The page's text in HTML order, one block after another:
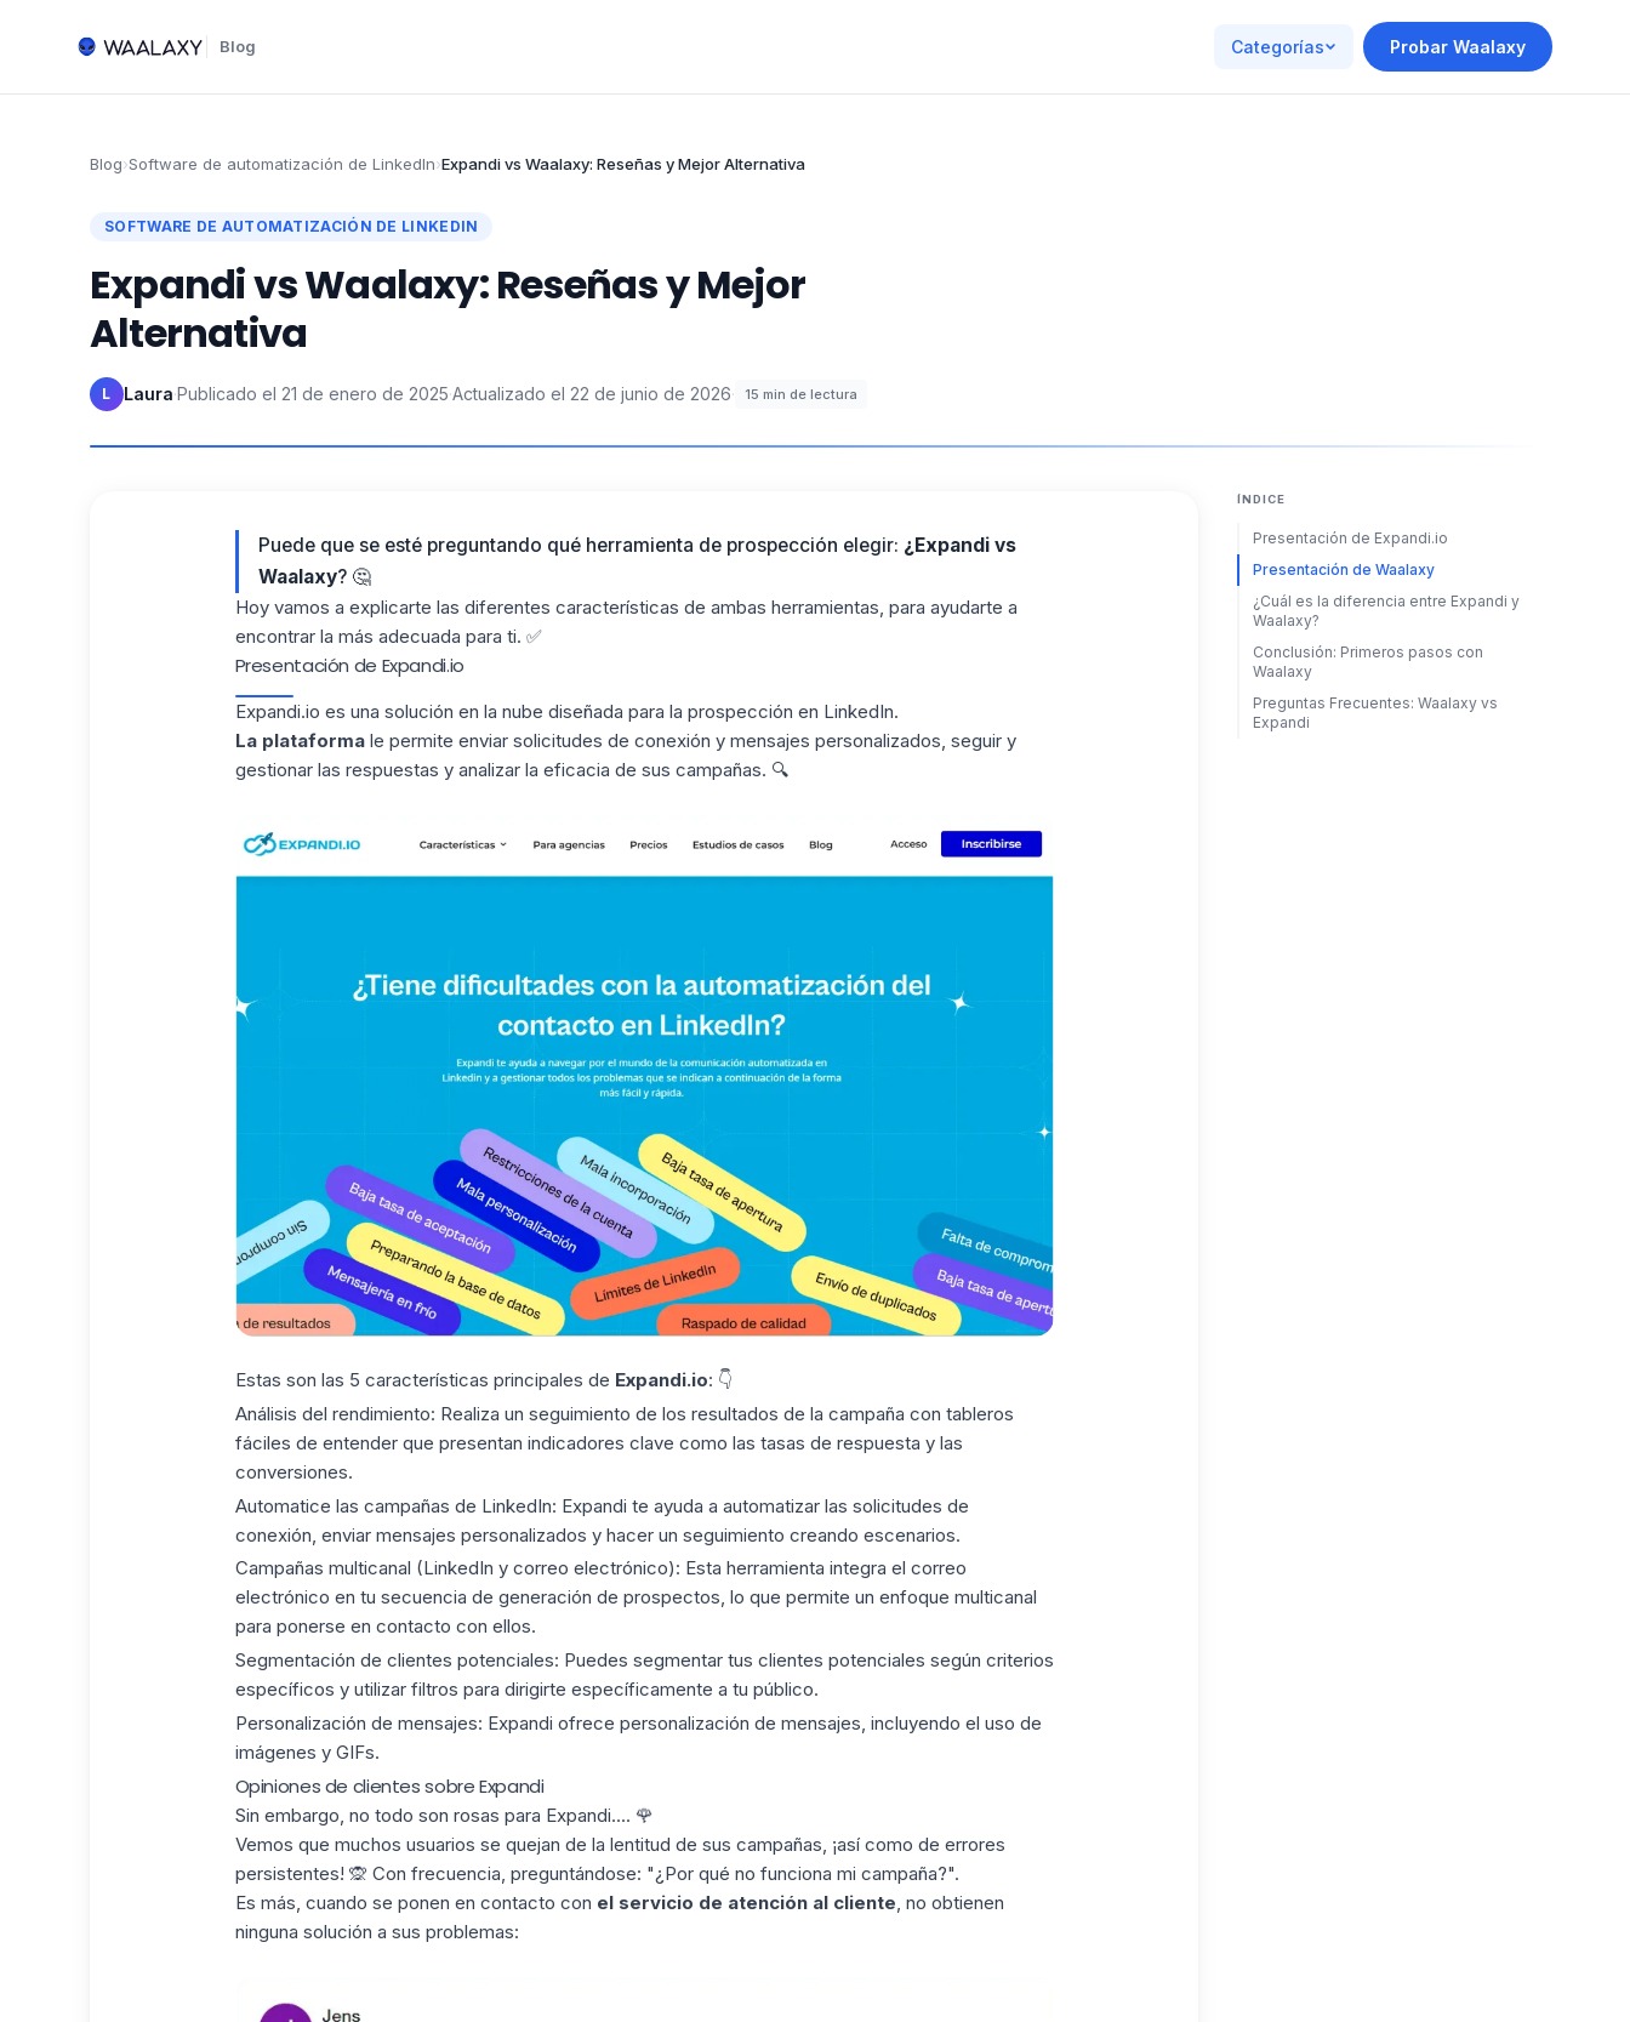
Blog Categorías Probar Waalaxy
Blog›Software de automatización de LinkedIn›Expandi vs Waalaxy: Reseñas y Mejor Alternativa
SOFTWARE DE AUTOMATIZACIÓN DE LINKEDIN
Expandi vs Waalaxy: Reseñas y Mejor
Alternativa
L Laura·Publicado el 21 de enero de 2025·Actualizado el 22 de junio de 2026· 15 min de lectura
Puede que se esté preguntando qué herramienta de prospección elegir: ¿Expandi vs
Waalaxy? 🤔
Hoy vamos a explicarte las diferentes características de ambas herramientas, para ayudarte a
encontrar la más adecuada para ti. ✅
Presentación de Expandi.io
Expandi.io es una solución en la nube diseñada para la prospección en LinkedIn.
La plataformale permite enviar solicitudes de conexión y mensajes personalizados, seguir y
gestionar las respuestas y analizar la eficacia de sus campañas. 🔍
Estas son las 5 características principales de Expandi.io: 👇
Análisis del rendimiento: Realiza un seguimiento de los resultados de la campaña con tableros
fáciles de entender que presentan indicadores clave como las tasas de respuesta y las
conversiones.
Automatice las campañas de LinkedIn: Expandi te ayuda a automatizar las solicitudes de
conexión, enviar mensajes personalizados y hacer un seguimiento creando escenarios.
Campañas multicanal (LinkedIn y correo electrónico): Esta herramienta integra el correo
electrónico en tu secuencia de generación de prospectos, lo que permite un enfoque multicanal
para ponerse en contacto con ellos.
Segmentación de clientes potenciales: Puedes segmentar tus clientes potenciales según criterios
específicos y utilizar filtros para dirigirte específicamente a tu público.
Personalización de mensajes: Expandi ofrece personalización de mensajes, incluyendo el uso de
imágenes y GIFs.
Opiniones de clientes sobre Expandi
Sin embargo, no todo son rosas para Expandi.... 🌹
Vemos que muchos usuarios se quejan de la lentitud de sus campañas, ¡así como de errores
persistentes! 🙊 Con frecuencia, preguntándose: "¿Por qué no funciona mi campaña?".
Es más, cuando se ponen en contacto con el servicio de atención al cliente , no obtienen
ninguna solución a sus problemas:
ÍNDICE
Presentación de Expandi.io
Presentación de Waalaxy
¿Cuál es la diferencia entre Expandi y
Waalaxy?
Conclusión: Primeros pasos con
Waalaxy
Preguntas Frecuentes: Waalaxy vs
Expandi